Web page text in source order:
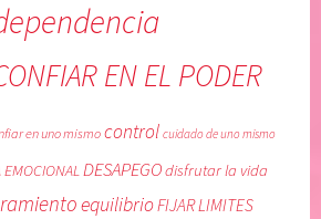
EN EL PODER
en uno mismo control cuidado de uno mismo
EMOCIONALDESAPEGOdisfrutar la vida
equilibrioFIJAR LIMITES